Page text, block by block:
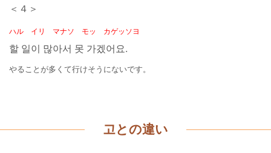
＜４＞
ハル イリ マナソ モッ カゲッソヨ
할 일이 많아서 못 가겠어요.
やることが多くて行けそうにないです。
고との違い